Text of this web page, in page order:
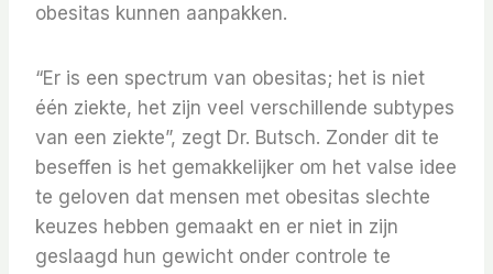
obesitas kunnen aanpakken.
“Er is een spectrum van obesitas; het is niet
één ziekte, het zijn veel verschillende subtypes
van een ziekte”, zegt Dr. Butsch. Zonder dit te
beseffen is het gemakkelijker om het valse idee
te geloven dat mensen met obesitas slechte
keuzes hebben gemaakt en er niet in zijn
geslaagd hun gewicht onder controle te